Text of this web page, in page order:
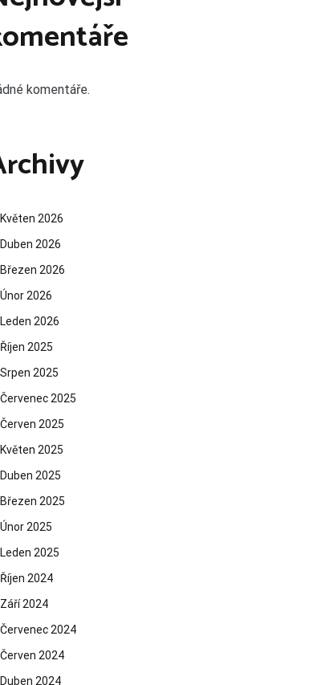
komentáře.
Květen 2026
Duben 2026
Březen 2026
Únor 2026
Leden 2026
Říjen 2025
Srpen 2025
Červenec 2025
Červen 2025
Květen 2025
Duben 2025
Březen 2025
Únor 2025
Leden 2025
Říjen 2024
Září 2024
Červenec 2024
Červen 2024
Duben 2024